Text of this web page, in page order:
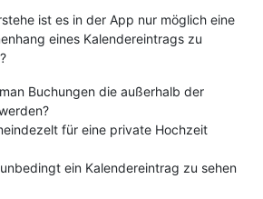
ist es in der App nur möglich eine
eines Kalendereintrags zu
Buchungen die außerhalb der
für eine private Hochzeit
ein Kalendereintrag zu sehen